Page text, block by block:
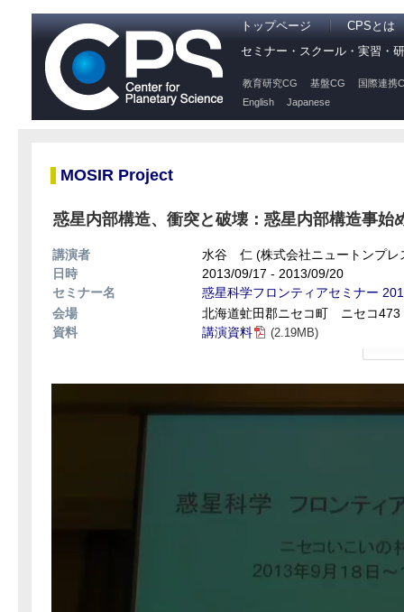
トップページ
CPSとは
セミナー・スクール・実習・
教育研究CG 基盤CG
国際連携
English
Japanese
MOSIR Project
惑星内部構造、衝突と破壊：惑星内部構造事始
講演者
水谷 仁 (株式会社ニュートンプレ
日時
2013/09/17 - 2013/09/20
セミナー名
惑星科学フロンティアセミナー
会場
北海道虻田郡ニセコ町 ニセコ473
資料
講演資料 (2.19MB)